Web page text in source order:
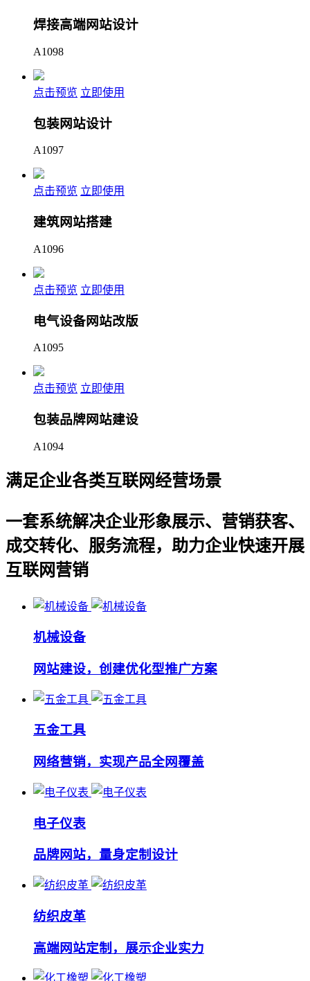
焊接高端网站设计
A1098
点击预览 立即使用
包装网站设计
A1097
点击预览 立即使用
建筑网站搭建
A1096
点击预览 立即使用
电气设备网站改版
A1095
点击预览 立即使用
包装品牌网站建设
A1094
满足企业各类互联网经营场景
一套系统解决企业形象展示、营销获客、
成交转化、服务流程，助力企业快速开展
互联网营销
机械设备
网站建设，创建优化型推广方案
五金工具
网络营销，实现产品全网覆盖
电子仪表
品牌网站，量身定制设计
纺织皮革
高端网站定制，展示企业实力